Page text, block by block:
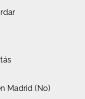
Madrid (No)